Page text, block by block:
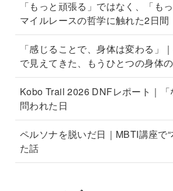
「もっと頑張る」ではなく、「も
マイルレースの哲学に触れた2日間
「感じることで、身体は変わる」
で見えてきた、もうひとつの身体
Kobo Trail 2026 DNFレポート｜「
問われた日
ペルソナを脱いだ日｜MBTI講座で
た話